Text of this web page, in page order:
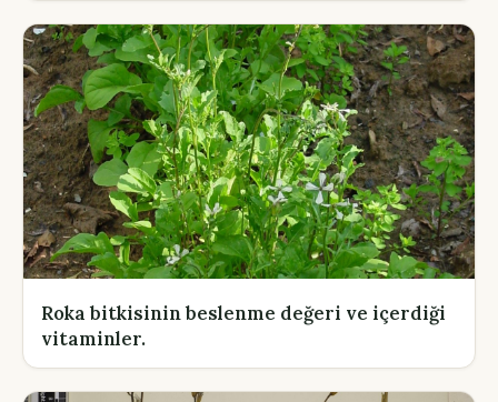
Roka bitkisinin beslenme değeri ve içerdiği
vitaminler.